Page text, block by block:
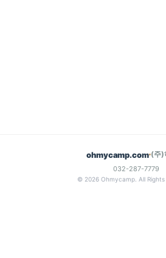
ohmycamp.com (주)
032-287-7779
© 2026 Ohmycamp. All Rights